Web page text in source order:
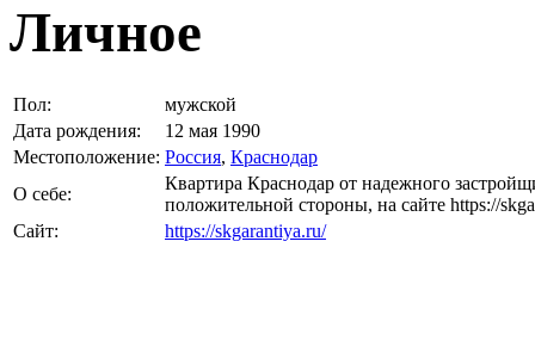
Личное
Пол:
мужской
Дата рождения:
12 мая 1990
Местоположение: Россия, Краснодар
О себе:
Квартира Краснодар от надежного
положительной стороны, на сайте https://
Сайт:
https://skgarantiya.ru/